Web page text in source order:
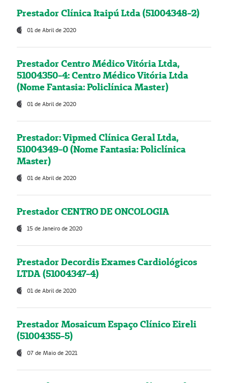
Prestador Clínica Itaipú Ltda (51004348-2)
01 de Abril de 2020
Prestador Centro Médico Vitória Ltda,
51004350-4: Centro Médico Vitória Ltda
(Nome Fantasia: Policlínica Master)
01 de Abril de 2020
Prestador: Vipmed Clínica Geral Ltda,
51004349-0 (Nome Fantasia: Policlínica
Master)
01 de Abril de 2020
Prestador CENTRO DE ONCOLOGIA
15 de Janeiro de 2020
Prestador Decordis Exames Cardiológicos
LTDA (51004347-4)
01 de Abril de 2020
Prestador Mosaicum Espaço Clínico Eireli
(51004355-5)
07 de Maio de 2021